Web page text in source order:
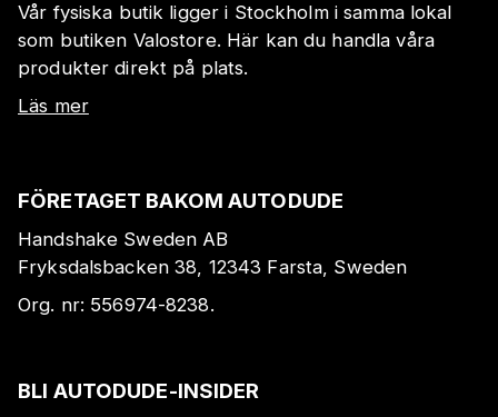
Vår fysiska butik ligger i Stockholm i samma lokal
som butiken Valostore. Här kan du handla våra
produkter direkt på plats.
Läs mer
FÖRETAGET BAKOM AUTODUDE
Handshake Sweden AB
Fryksdalsbacken 38, 12343 Farsta, Sweden
Org. nr: 556974-8238.
BLI AUTODUDE-INSIDER